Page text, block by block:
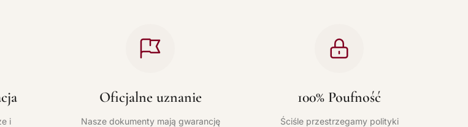
i
Oficjalne uznanie
Nasze dokumenty mają gwarancję
100% Poufność
Ściśle przestrzegamy polityki